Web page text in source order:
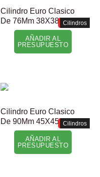
Cilindro Euro Clasico
De 76Mm 38X38
AÑADIR AL
PRESUPUESTO
Cilindro Euro Clasico
De 90Mm 45X45
Cilindros
AÑADIR AL
PRESUPUESTO
Cilindros